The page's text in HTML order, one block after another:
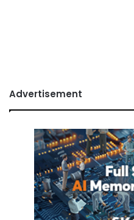
Advertisement